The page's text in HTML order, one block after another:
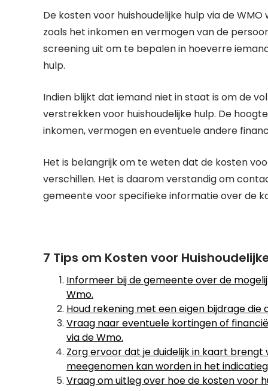
De kosten voor huishoudelijke hulp via de
zoals het inkomen en vermogen van de
screening uit om te bepalen in hoeverre
hulp.
Indien blijkt dat iemand niet in staat is om de
verstrekken voor huishoudelijke hulp. De
inkomen, vermogen en eventuele andere
Het is belangrijk om te weten dat de kosten
verschillen. Het is daarom verstandig om
gemeente voor specifieke informatie over de
7 Tips om Kosten voor
Informeer bij de gemeente over de
Wmo.
Houd rekening met een eigen bijdrage die
Vraag naar eventuele kortingen of
via de Wmo.
Zorg ervoor dat je duidelijk in kaart
meegenomen kan worden in het
Vraag om uitleg over hoe de kosten voor